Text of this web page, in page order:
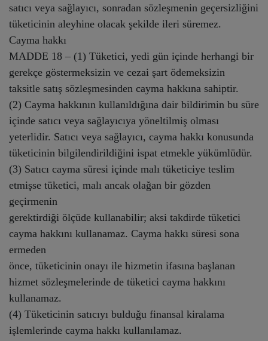
satıcı veya sağlayıcı, sonradan sözleşmenin geçersizliğini
tüketicinin aleyhine olacak şekilde ileri süremez.
Cayma hakkı
MADDE 18 – (1) Tüketici, yedi gün içinde herhangi bir
gerekçe göstermeksizin ve cezai şart ödemeksizin
taksitle satış sözleşmesinden cayma hakkına sahiptir.
(2) Cayma hakkının kullanıldığına dair bildirimin bu süre
içinde satıcı veya sağlayıcıya yöneltilmiş olması
yeterlidir. Satıcı veya sağlayıcı, cayma hakkı konusunda
tüketicinin bilgilendirildiğini ispat etmekle yükümlüdür.
(3) Satıcı cayma süresi içinde malı tüketiciye teslim
etmişse tüketici, malı ancak olağan bir gözden
geçirmenin
gerektirdiği ölçüde kullanabilir; aksi takdirde tüketici
cayma hakkını kullanamaz. Cayma hakkı süresi sona
ermeden
önce, tüketicinin onayı ile hizmetin ifasına başlanan
hizmet sözleşmelerinde de tüketici cayma hakkını
kullanamaz.
(4) Tüketicinin satıcıyı bulduğu finansal kiralama
işlemlerinde cayma hakkı kullanılamaz.